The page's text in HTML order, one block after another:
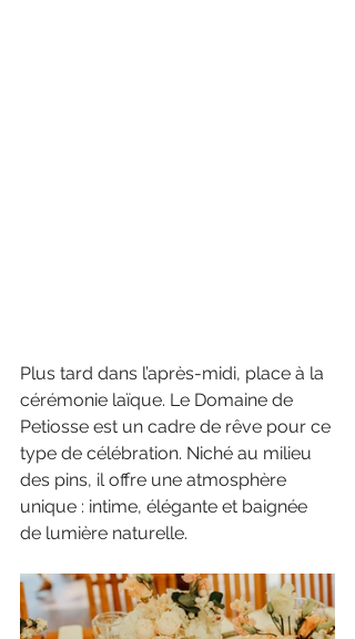
Plus tard dans l’après-midi, place à la
cérémonie laïque. Le Domaine de
Petiosse est un cadre de rêve pour ce
type de célébration. Niché au milieu
des pins, il offre une atmosphère
unique : intime, élégante et baignée
de lumière naturelle.